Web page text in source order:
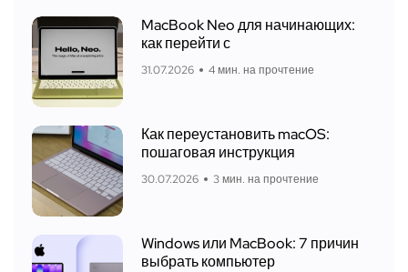
MacBook Neo для начинающих:
как перейти с
31.07.2026 4 мин. на прочтение
Как переустановить macOS:
пошаговая инструкция
30.07.2026 3 мин. на прочтение
Windows или MacBook: 7 причин
выбрать компьютер